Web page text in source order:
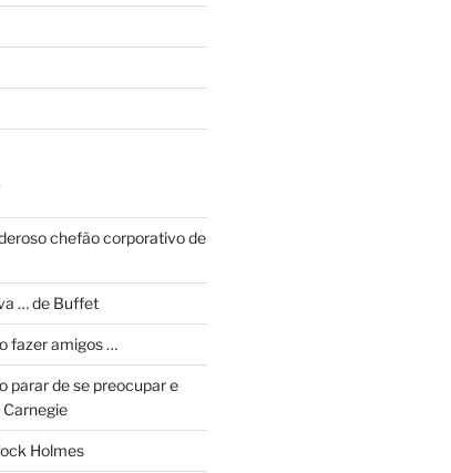
chefão corporativo de
… de Buffet
fazer amigos …
parar de se preocupar e
Holmes